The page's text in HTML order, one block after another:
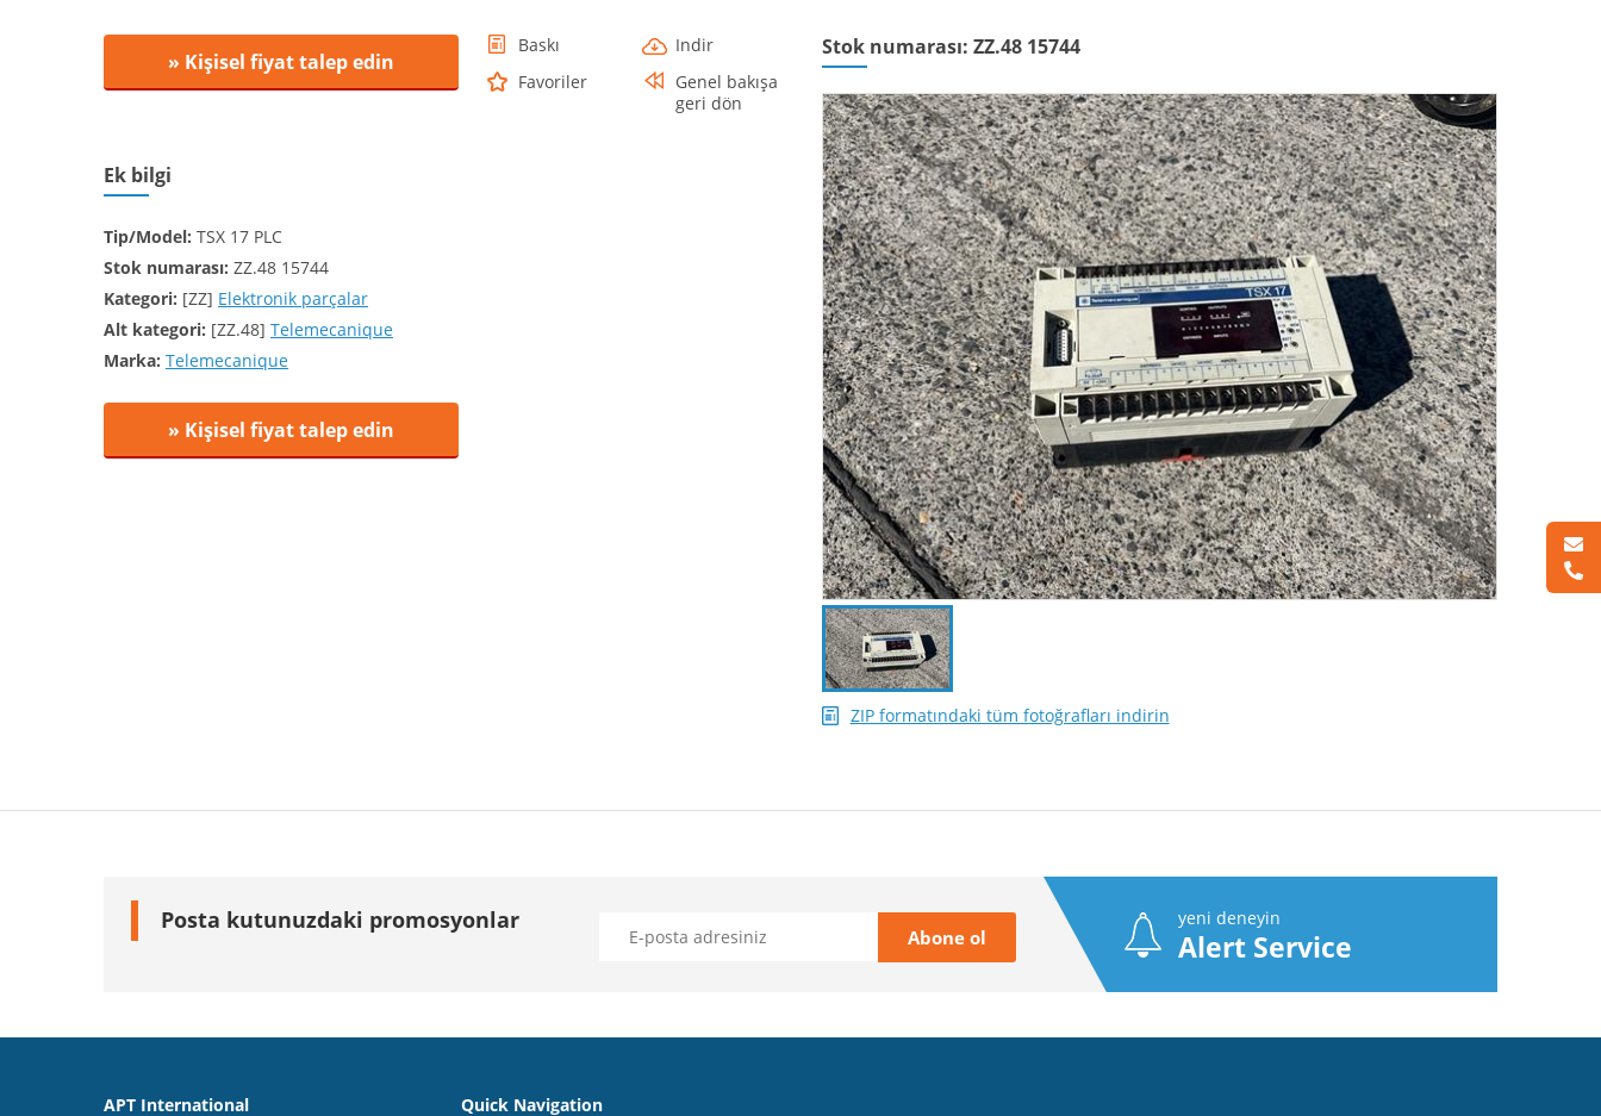
» Kişisel fiyat talep edin
Baskı
Indir
Favoriler
Genel bakışa
geri dön
Ek bilgi
Tip/Model: TSX 17 PLC
Stok numarası: ZZ.48 15744
Kategori: [ZZ] Elektronik parçalar
Alt kategori: [ZZ.48] Telemecanique
Marka: Telemecanique
» Kişisel fiyat talep edin
Stok numarası: ZZ.48 15744
ZIP formatındaki tüm fotoğrafları indirin
Posta kutunuzdaki promosyonlar yeni deneyin
Alert Service
APT International Quick Navigation